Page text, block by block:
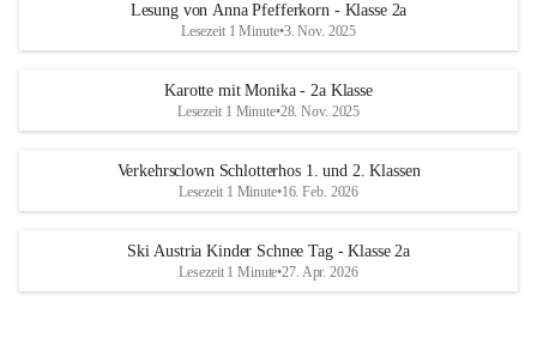
Lesung von Anna Pfefferkorn - Klasse 2a
Lesezeit 1 Minute•3. Nov. 2025
Karotte mit Monika - 2a Klasse
Lesezeit 1 Minute•28. Nov. 2025
Verkehrsclown Schlotterhos 1. und 2. Klassen
Lesezeit 1 Minute•16. Feb. 2026
Ski Austria Kinder Schnee Tag - Klasse 2a
Lesezeit 1 Minute•27. Apr. 2026